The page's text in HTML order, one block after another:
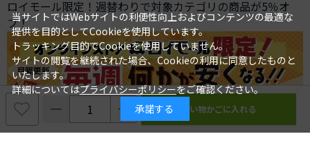
ロイモール限定！週替わりで対象カテゴリの商品が5％オ
フ！
当サイトではWebサイトの利便性向上およびコンテンツの最適な
提供を目的としてCookieを使用しています。
トラッキング目的でCookieを使用していません。
サイトの閲覧を継続された場合、Cookieの利用に同意したものと
いたします。
詳細についてはプライバシーポリシーをご確認ください。
承諾する